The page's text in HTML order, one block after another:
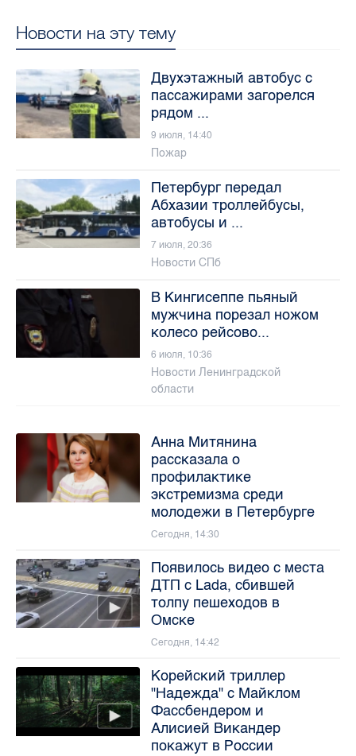
Новости на эту тему
Двухэтажный автобус с
пассажирами загорелся
рядом ...
9 июля, 14:40
Пожар
Петербург передал
Абхазии троллейбусы,
автобусы и ...
7 июля, 20:36
Новости СПб
В Кингисеппе пьяный
мужчина порезал ножом
колесо рейсово...
6 июля, 10:36
Новости Ленинградской
области
Анна Митянина
рассказала о
профилактике
экстремизма среди
молодежи в Петербурге
Сегодня, 14:30
Появилось видео с места
ДТП с Lada, сбившей
толпу пешеходов в
Омске
Сегодня, 14:42
Корейский триллер
"Надежда" с Майклом
Фассбендером и
Алисией Викандер
покажут в России